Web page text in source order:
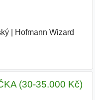
|
Hofmann Wizard
(30-35.000 Kč)